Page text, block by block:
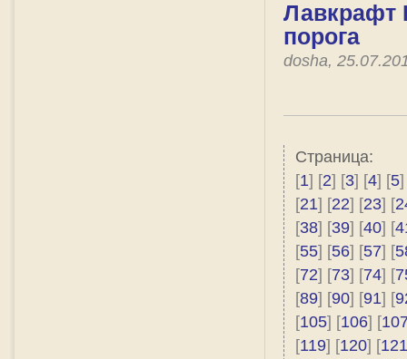
Лавкрафт
порога
dosha,
Страница:
[1] [2] [3] [4] [5]
[21] [22] [23] [
[38] [39] [40] [
[55] [56] [57] [
[72] [73] [74] [
[89] [90] [91] [
[105] [106] [
[119] [120] [121